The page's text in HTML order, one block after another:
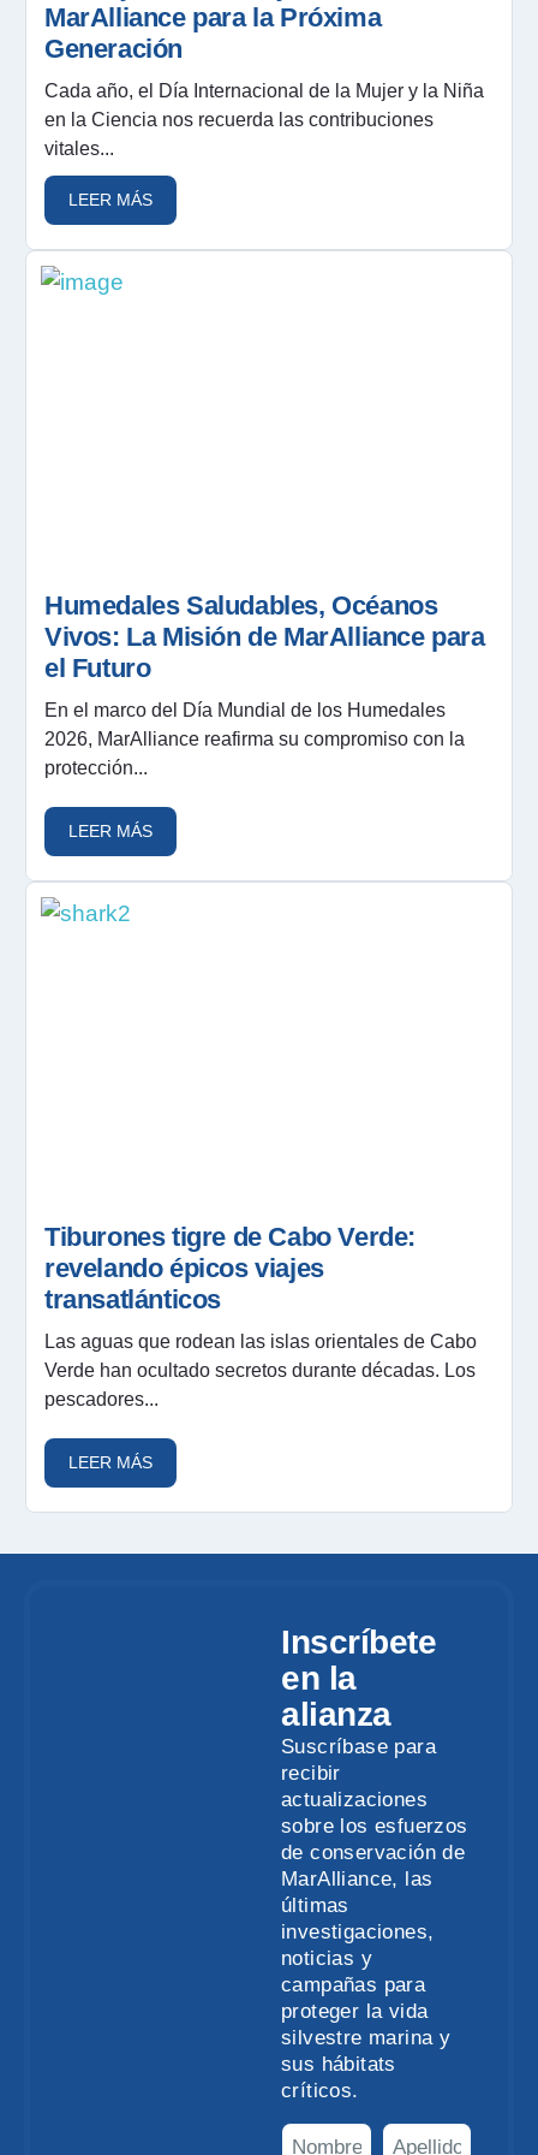
MarAlliance para la Próxima
Generación
Cada año, el Día Internacional de la Mujer y la Niña
en la Ciencia nos recuerda las contribuciones
vitales...
LEER MÁS
Humedales Saludables, Océanos
Vivos: La Misión de MarAlliance para
el Futuro
En el marco del Día Mundial de los Humedales
2026, MarAlliance reafirma su compromiso con la
protección...
LEER MÁS
Tiburones tigre de Cabo Verde:
revelando épicos viajes
transatlánticos
Las aguas que rodean las islas orientales de Cabo
Verde han ocultado secretos durante décadas. Los
pescadores...
LEER MÁS
Inscríbete
en la
alianza
Suscríbase para
recibir
actualizaciones
sobre los esfuerzos
de conservación de
MarAlliance, las
últimas
investigaciones,
noticias y
campañas para
proteger la vida
silvestre marina y
sus hábitats
críticos.